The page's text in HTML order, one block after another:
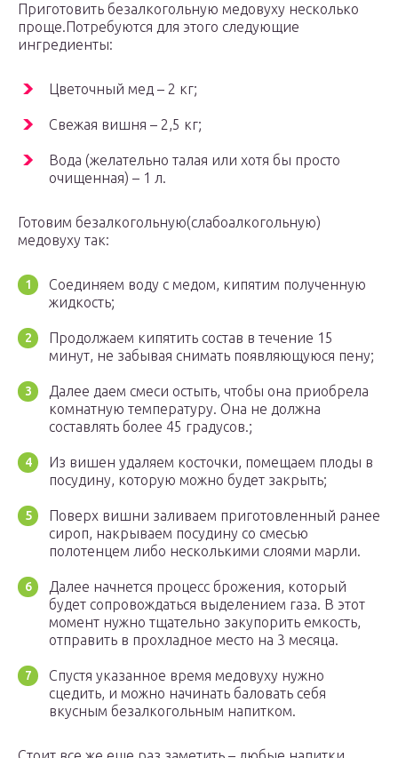
Приготовить безалкогольную медовуху несколько
проще.Потребуются для этого следующие
ингредиенты:
Цветочный мед – 2 кг;
Свежая вишня – 2,5 кг;
Вода (желательно талая или хотя бы просто
очищенная) – 1 л.
Готовим безалкогольную(слабоалкогольную)
медовуху так:
Соединяем воду с медом, кипятим полученную
жидкость;
Продолжаем кипятить состав в течение 15
минут, не забывая снимать появляющуюся пену;
Далее даем смеси остыть, чтобы она приобрела
комнатную температуру. Она не должна
составлять более 45 градусов.;
Из вишен удаляем косточки, помещаем плоды в
посудину, которую можно будет закрыть;
Поверх вишни заливаем приготовленный ранее
сироп, накрываем посудину со смесью
полотенцем либо несколькими слоями марли.
Далее начнется процесс брожения, который
будет сопровождаться выделением газа. В этот
момент нужно тщательно закупорить емкость,
отправить в прохладное место на 3 месяца.
Спустя указанное время медовуху нужно
сцедить, и можно начинать баловать себя
вкусным безалкогольным напитком.